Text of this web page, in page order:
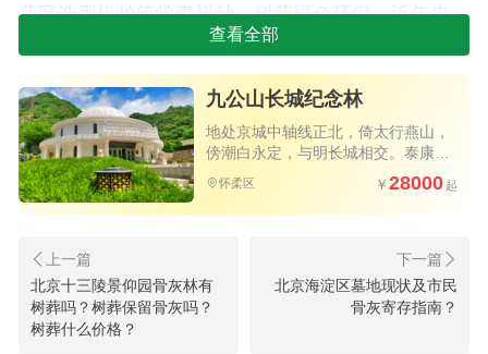
葬区选用松柏等常青树种。树葬绿色环保，近年来
国家大力提倡，性价比高，环保，占地小。
查看全部
九公山长城纪念林
地处京城中轴线正北，倚太行燕山，
傍潮白永定，与明长城相交。泰康旗
下力作，独具匠心的树葬艺术墓碑，
北京为数不多的优质陵园
怀柔区 28000
北京十三陵景仰园骨灰林有
树葬吗？树葬保留骨灰吗？
树葬什么价格？
北京海淀区墓地现状及市民
骨灰寄存指南？